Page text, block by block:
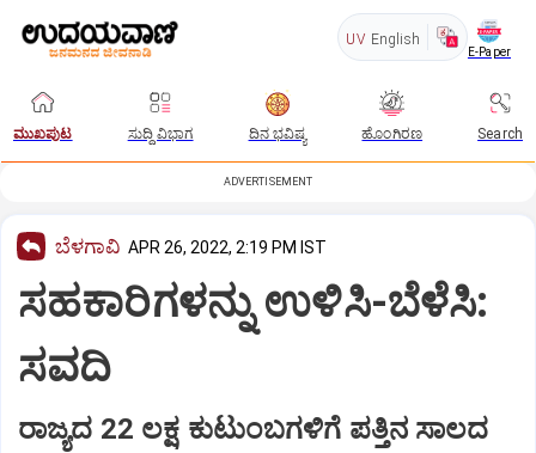
UV English
E-Paper
ಮುಖಪುಟ ಸುದ್ದಿ ವಿಭಾಗ ದಿನ ಭವಿಷ್ಯ ಹೊಂಗಿರಣ Search
ADVERTISEMENT
ಬೆಳಗಾವಿ APR 26, 2022, 2:19 PM IST
ಸಹಕಾರಿಗಳನ್ನು ಉಳಿಸಿ-ಬೆಳೆಸಿ:
ಸವದಿ
ರಾಜ್ಯದ 22 ಲಕ್ಷ ಕುಟುಂಬಗಳಿಗೆ ಪತ್ತಿನ ಸಾಲದ